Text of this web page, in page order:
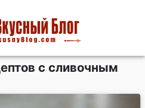
с сливочным